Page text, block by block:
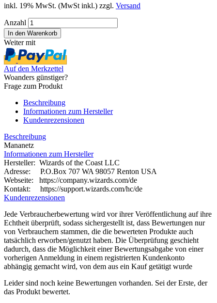
inkl. 19% MwSt. (MwSt inkl.) zzgl. Versand
Anzahl
Weiter mit
Auf den Merkzettel
Woanders günstiger?
Frage zum Produkt
Beschreibung
Informationen zum Hersteller
Kundenrezensionen
Beschreibung
Mananetz
Informationen zum Hersteller
Hersteller: Wizards of the Coast LLC
Adresse: P.O.Box 707 WA 98057 Renton USA
Webseite:
https://company.wizards.com/de
Kontakt: https://support.wizards.com/hc/de
Kundenrezensionen
Jede Verbraucherbewertung wird vor ihrer Veröffentlichung auf ihre
Echtheit überprüft, sodass sichergestellt ist, dass Bewertungen nur
von Verbrauchern stammen, die die bewerteten Produkte auch
tatsächlich erworben/genutzt haben. Die Überprüfung geschieht
dadurch, dass die Möglichkeit einer Bewertungsabgabe von einer
vorherigen Anmeldung in einem registrierten Kundenkonto
abhängig gemacht wird, von dem aus ein Kauf getätigt wurde
Leider sind noch keine Bewertungen vorhanden. Sei der Erste, der
das Produkt bewertet.